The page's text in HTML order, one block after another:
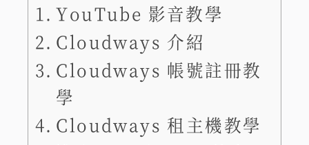
YouTube 影音教學
Cloudways 介紹
Cloudways 帳號註冊教
學
Cloudways 租主機教學